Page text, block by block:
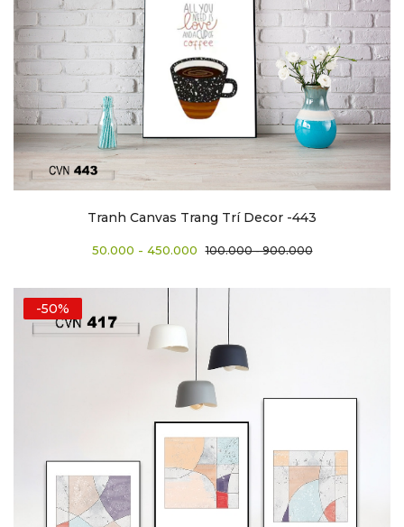
Tranh Canvas Trang Trí Decor -443
50.000 - 450.000 100.000 - 900.000
-50%